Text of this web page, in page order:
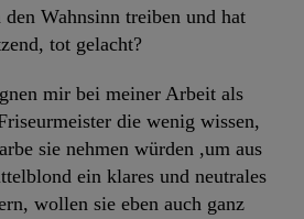
Wahnsinn treiben und hat
tot gelacht?
mir bei meiner Arbeit als
die wenig wissen,
sie nehmen würden ,um aus
ein klares und neutrales
wollen sie eben auch ganz